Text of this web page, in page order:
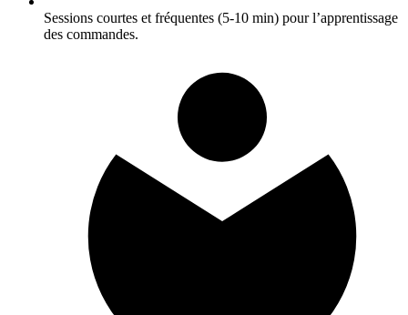
Sessions courtes et fréquentes (5-10 min) pour l’apprentissage
des commandes.